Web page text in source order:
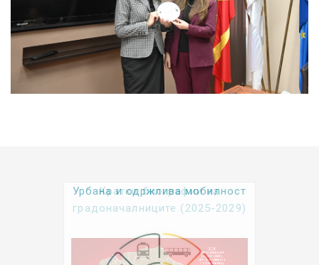
Урбана и одржлива мобилност
Kратки биографии на
градоначалниците (2025-2029)